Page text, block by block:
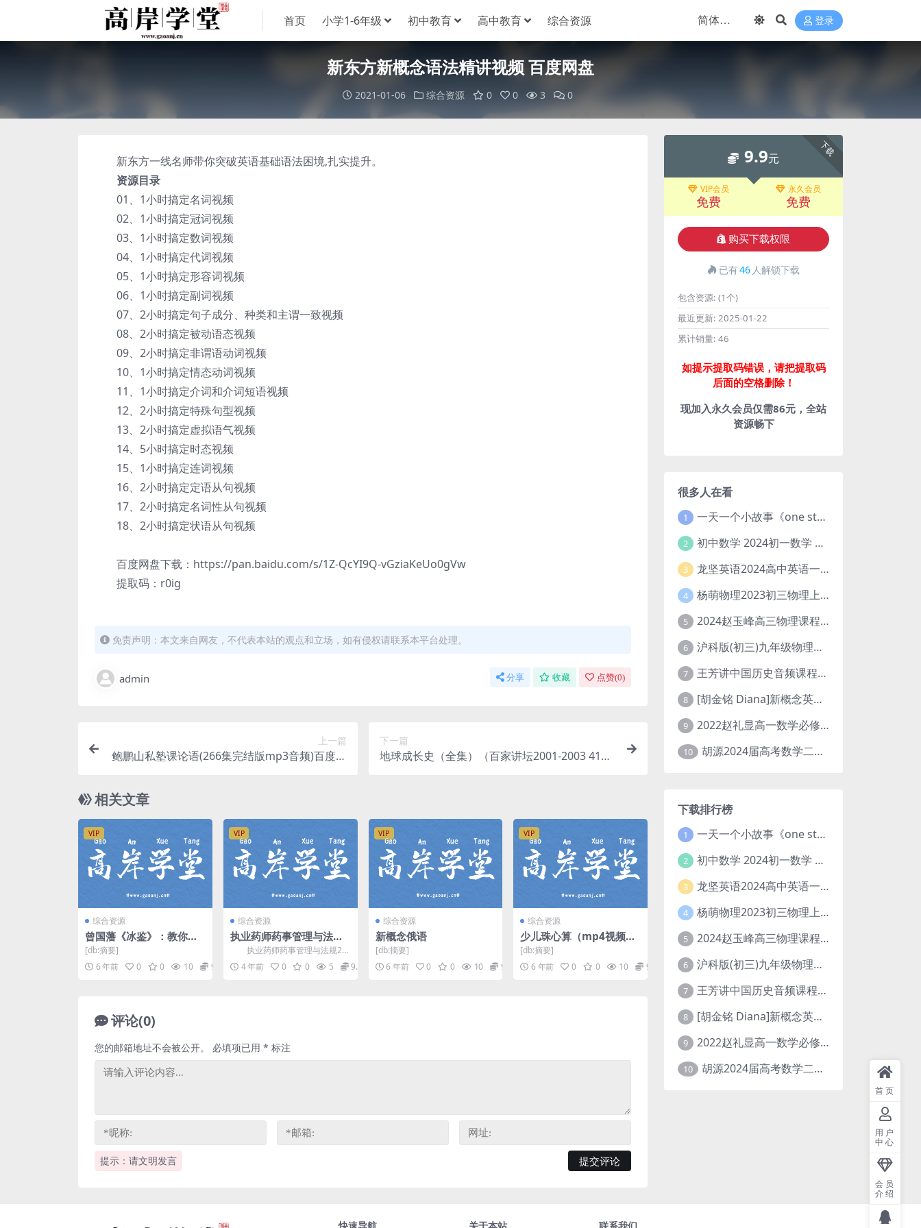
首页 小学1-6年级 初中教育 高中教育 综合资源 登录
新东方新概念语法精讲视频 百度网盘
2021-01-06 综合资源 0 0 3 0
新东方一线名师带你突破英语基础语法困境,扎实提升。
资源目录
01、1小时搞定名词视频
02、1小时搞定冠词视频
03、1小时搞定数词视频
04、1小时搞定代词视频
05、1小时搞定形容词视频
06、1小时搞定副词视频
07、2小时搞定句子成分、种类和主谓一致视频
08、2小时搞定被动语态视频
09、2小时搞定非谓语动词视频
10、1小时搞定情态动词视频
11、1小时搞定介词和介词短语视频
12、2小时搞定特殊句型视频
13、2小时搞定虚拟语气视频
14、5小时搞定时态视频
15、1小时搞定连词视频
16、2小时搞定定语从句视频
17、2小时搞定名词性从句视频
18、2小时搞定状语从句视频
百度网盘下载：https://pan.baidu.com/s/1Z-QcYI9Q-vGziaKeUo0gVw
提取码：r0ig
免责声明：本文来自网友，不代表本站的观点和立场，如有侵权请联系本平台处理。
admin 分享 收藏 点赞(0)
上一篇
鲍鹏山私塾课论语(266集完结版mp3音频)百度网
下一篇
地球成长史（全集）（百家讲坛2001-2003 41集
相关文章
VIP
综合资源
曾国藩《冰鉴》：教你看
脸识人心（完结）音频格
式 百度网盘
[db:摘要]
6 年前
0 0 10 9.9
VIP
综合资源
执业药师药事管理与法规2
015-2018真题PDF 百度
网盘分享
执业药师药事管理与法规20
15-2018真题PDF，百度网盘1.2
6G执业药...
4 年前 0 0 5 9.9
VIP
综合资源
新概念俄语
[db:摘要]
6 年前
0 0 10 9.9
VIP
综合资源
少儿珠心算（mp4视频）
百度网盘
[db:摘要]
6 年前
0 0 10 9.9
评论(0)
提示：请文明发言
您的邮箱地址不会被公开。 必填项已用 * 标注
下载
9.9元
VIP会员
免费
永久会员
免费
购买下载权限
已有46 人解锁下载
包含资源: (1个)
最近更新: 2025-01-22
累计销量: 46
如提示提取码错误，请把提取码
后面的空格删除！
现加入永久会员仅需86元，全站
资源畅下
很多人在看
1 一天一个小故事《one story a day》初中版 百度网盘分享下载
2 初中数学 2024初一数学 朱韬数学 S班春季下 A+班春季下 百度云网盘
3 龙坚英语2024高中英语一轮系统班(全国卷+北京卷)
4 杨萌物理2023初三物理上秋季A+班(视频+讲义) 百度网盘分享
5 2024赵玉峰高三物理课程24年高考物理一轮复习网课教程
6 沪科版(初三)九年级物理全一册网课教学视频全集(录播版 杜春雨 66讲)
7 王芳讲中国历史音频课程全集(上下五千年)
8 [胡金铭 Diana]新概念英语第1册教学视频课程(全集 百度网盘下载)
9 2022赵礼显高一数学必修一课程视频资源(秋季班 含讲义)百度网盘云
10 胡源2024届高考数学二轮寒假春季精讲 百度网盘分享
下载排行榜
1 一天一个小故事《one story a day》初中版 百度网盘分享下载
2 初中数学 2024初一数学 朱韬数学 S班春季下 A+班春季下 百度云网盘
3 龙坚英语2024高中英语一轮系统班(全国卷+北京卷)
4 杨萌物理2023初三物理上秋季A+班(视频+讲义) 百度网盘分享
5 2024赵玉峰高三物理课程24年高考物理一轮复习网课教程
6 沪科版(初三)九年级物理全一册网课教学视频全集(录播版 杜春雨 66讲)
7 王芳讲中国历史音频课程全集(上下五千年)
8 [胡金铭 Diana]新概念英语第1册教学视频课程(全集 百度网盘下载)
9 2022赵礼显高一数学必修一课程视频资源(秋季班 含讲义)百度网盘云
10 胡源2024届高考数学二轮寒假春季精讲 百度网盘分享
首页
用户
中心
会员
介绍